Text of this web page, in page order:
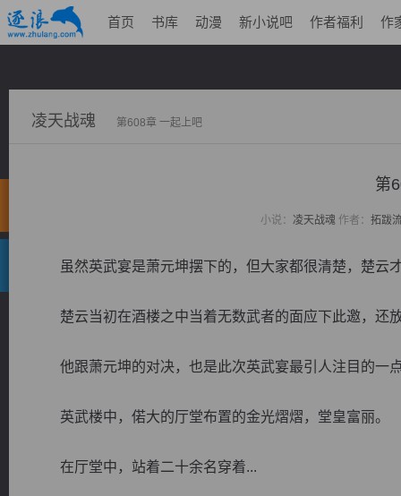
首页 书库 动漫 新小说吧 作者福利 作
凌天战魂 第608章 一起上吧
第
小说： 凌天战魂作者： 拓跋
虽然英武宴是萧元坤摆下的，但大家都很清楚，楚云
楚云当初在酒楼之中当着无数武者的面应下此邀，还
他跟萧元坤的对决，也是此次英武宴最引人注目的一
英武楼中，偌大的厅堂布置的金光熠熠，堂皇富丽。
在厅堂中，站着二十余名穿着...